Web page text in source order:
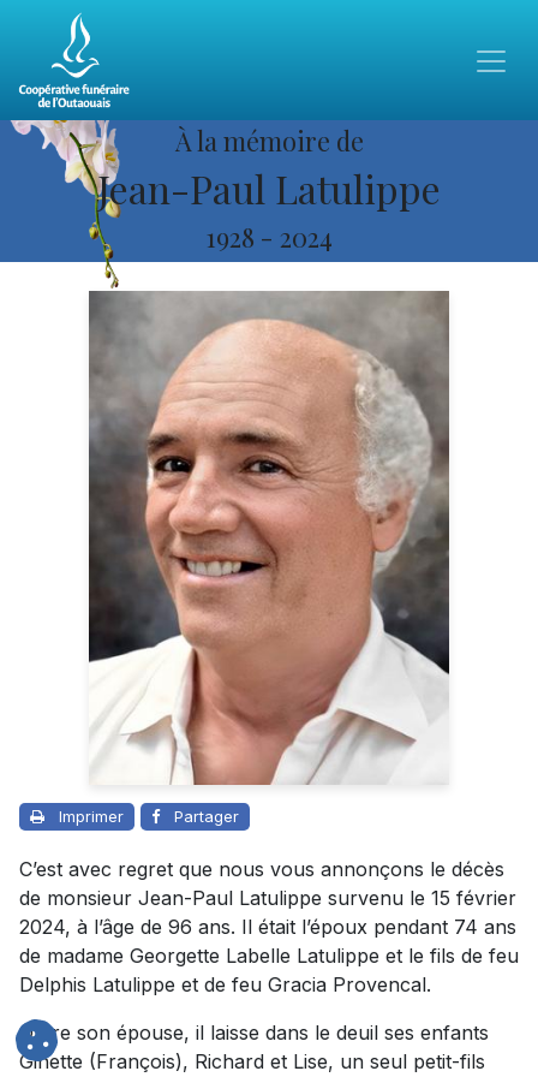
À la mémoire de
Jean-Paul Latulippe
1928 - 2024
Imprimer Partager
C’est avec regret que nous vous annonçons le décès
de monsieur Jean-Paul Latulippe survenu le 15 février
2024, à l’âge de 96 ans. Il était l’époux pendant 74 ans
de madame Georgette Labelle Latulippe et le fils de feu
Delphis Latulippe et de feu Gracia Provencal.
Outre son épouse, il laisse dans le deuil ses enfants
Ginette (François), Richard et Lise, un seul petit-fils